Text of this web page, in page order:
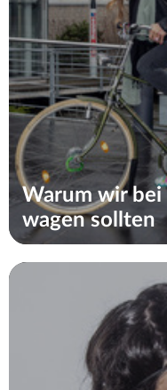
Warum wir
wagen sollten